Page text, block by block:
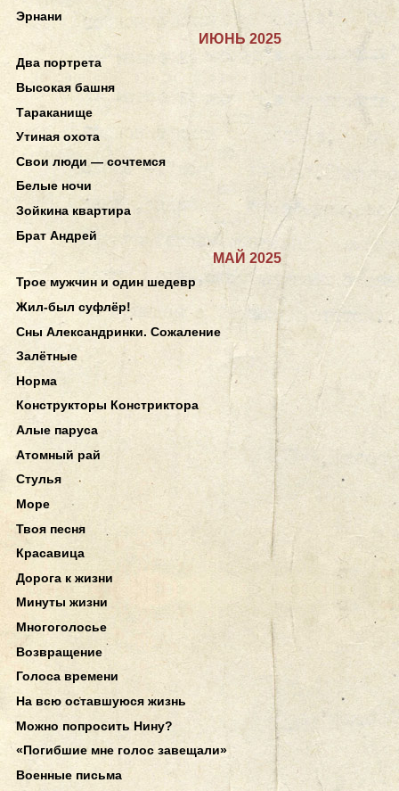
Эрнани
ИЮНЬ 2025
Два портрета
Высокая башня
Тараканище
Утиная охота
Свои люди — сочтемся
Белые ночи
Зойкина квартира
Брат Андрей
МАЙ 2025
Трое мужчин и один шедевр
Жил-был суфлёр!
Сны Александринки. Сожаление
Залётные
Норма
Конструкторы Констриктора
Алые паруса
Атомный рай
Стулья
Море
Твоя песня
Красавица
Дорога к жизни
Минуты жизни
Многоголосье
Возвращение
Голоса времени
На всю оставшуюся жизнь
Можно попросить Нину?
«Погибшие мне голос завещали»
Военные письма